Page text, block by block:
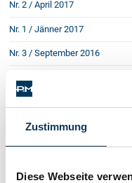
Zustimmung
Diese Webseite
Nr. 2 / April 2017
Nr. 1 / Jänner 2017
Nr. 3 / September 2016
Nr. 4 / Oktober 2015
Nr. 3 / Juni 2015
Nr. 2 / März 2015